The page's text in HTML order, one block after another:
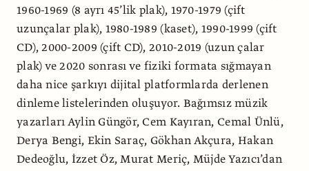
1960-1969 (8 ayrı 45’lik plak), 1970-1979 (çift
uzunçalar plak), 1980-1989 (kaset), 1990-1999 (çift
CD), 2000-2009 (çift CD), 2010-2019 (uzun çalar
plak) ve 2020 sonrası ve fiziki formata sığmayan
daha nice şarkıyı dijital platformlarda derlenen
dinleme listelerinden oluşuyor. Bağımsız müzik
yazarları Aylin Güngör, Cem Kayıran, Cemal Ünlü,
Derya Bengi, Ekin Saraç, Gökhan Akçura, Hakan
Dedeoğlu, İzzet Öz, Murat Meriç, Müjde Yazıcı’dan